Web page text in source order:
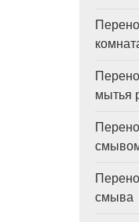
мытья
смыва